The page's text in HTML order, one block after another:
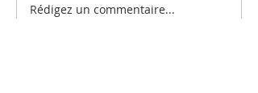
Hommage à nos
Rédigez un commentaire...